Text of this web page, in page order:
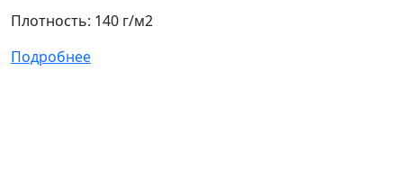
Плотность: 140 г/м2
Подробнее